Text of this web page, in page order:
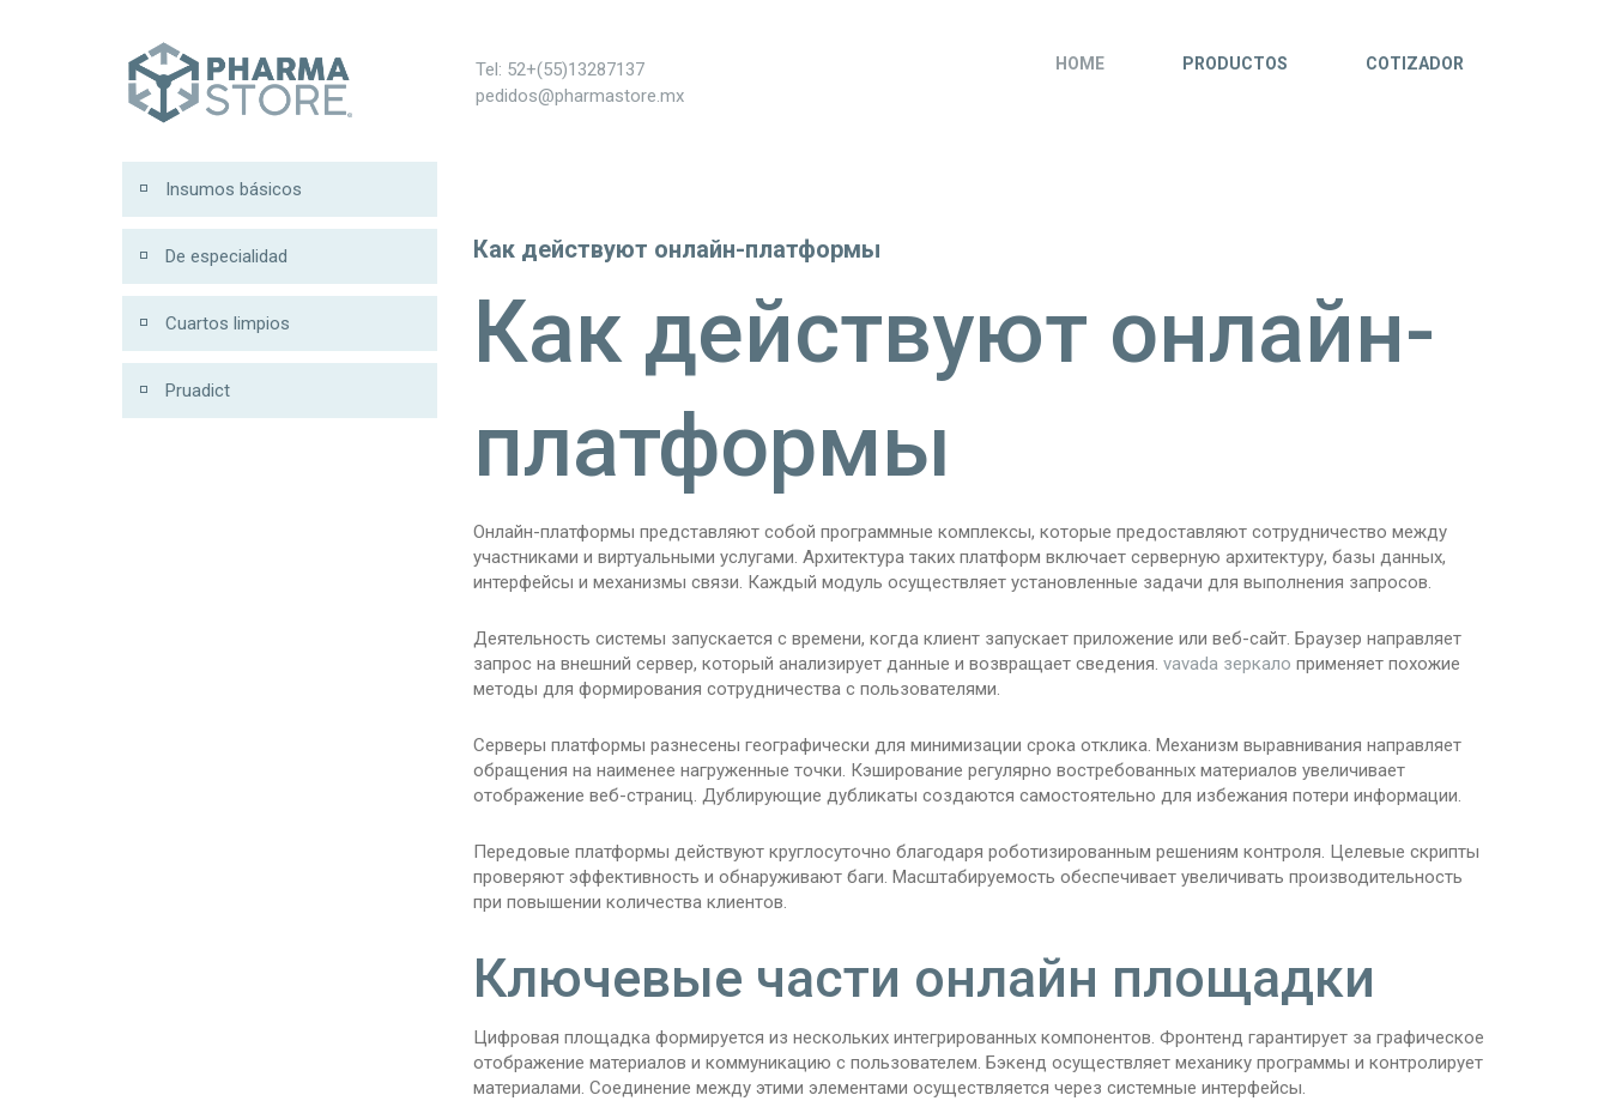
Tel: 52+(55)13287137
pedidos@pharmastore.mx
HOME PRODUCTOS COTIZADOR
Insumos básicos
De especialidad
Cuartos limpios
Pruadict
Как действуют онлайн-платформы
Как действуют онлайн-
платформы
Онлайн-платформы представляют собой программные комплексы, которые предоставляют сотрудничество между
участниками и виртуальными услугами. Архитектура таких платформ включает серверную архитектуру, базы данных,
интерфейсы и механизмы связи. Каждый модуль осуществляет установленные задачи для выполнения запросов.
Деятельность системы запускается с времени, когда клиент запускает приложение или веб-сайт. Браузер направляет
запрос на внешний сервер, который анализирует данные и возвращает сведения. vavada зеркало применяет похожие
методы для формирования сотрудничества с пользователями.
Серверы платформы разнесены географически для минимизации срока отклика. Механизм выравнивания направляет
обращения на наименее нагруженные точки. Кэширование регулярно востребованных материалов увеличивает
отображение веб-страниц. Дублирующие дубликаты создаются самостоятельно для избежания потери информации.
Передовые платформы действуют круглосуточно благодаря роботизированным решениям контроля. Целевые скрипты
проверяют эффективность и обнаруживают баги. Масштабируемость обеспечивает увеличивать производительность
при повышении количества клиентов.
Ключевые части онлайн площадки
Цифровая площадка формируется из нескольких интегрированных компонентов. Фронтенд гарантирует за графическое
отображение материалов и коммуникацию с пользователем. Бэкенд осуществляет механику программы и контролирует
материалами. Соединение между этими элементами осуществляется через системные интерфейсы.